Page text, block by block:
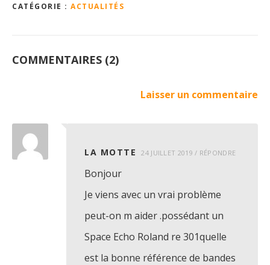
CATÉGORIE : ACTUALITÉS
COMMENTAIRES (2)
Laisser un commentaire
LA MOTTE 24 JUILLET 2019 / RÉPONDRE
Bonjour
Je viens avec un vrai problème
peut-on m aider .possédant un
Space Echo Roland re 301quelle
est la bonne référence de bandes